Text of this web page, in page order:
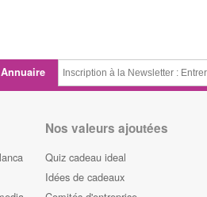
Annuaire
Nos valeurs ajoutées
Quiz cadeau ideal
Idées de cadeaux